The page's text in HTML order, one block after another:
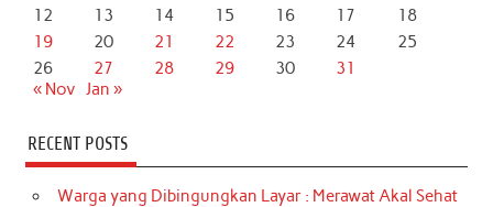
12
13 14 15 16 17
18
19
20 21 22 23 24
25
26
27 28 29 30
31
« Nov Jan »
RECENT POSTS
Warga yang Dibingungkan Layar : Merawat Akal Sehat